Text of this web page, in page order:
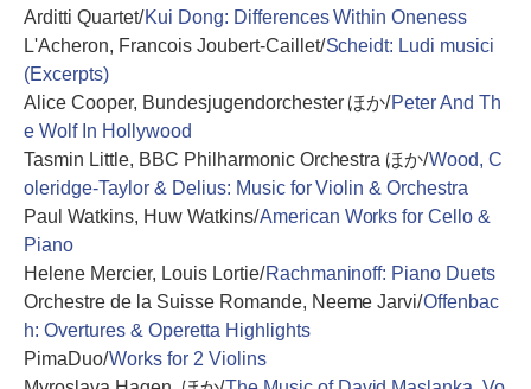
Arditti Quartet/Kui Dong: Differences Within Oneness
L'Acheron, Francois Joubert-Caillet/Scheidt: Ludi musici
(Excerpts)
Alice Cooper, Bundesjugendorchester ほか/Peter And Th
e Wolf In Hollywood
Tasmin Little, BBC Philharmonic Orchestra ほか/Wood, C
oleridge-Taylor & Delius: Music for Violin & Orchestra
Paul Watkins, Huw Watkins/American Works for Cello &
Piano
Helene Mercier, Louis Lortie/Rachmaninoff: Piano Duets
Orchestre de la Suisse Romande, Neeme Jarvi/Offenbac
h: Overtures & Operetta Highlights
PimaDuo/Works for 2 Violins